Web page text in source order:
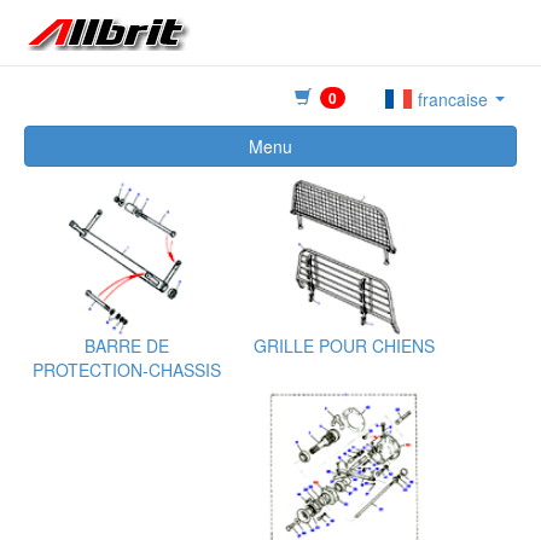
0
francaise
Menu
BARRE DE
PROTECTION-CHASSIS
GRILLE POUR CHIENS